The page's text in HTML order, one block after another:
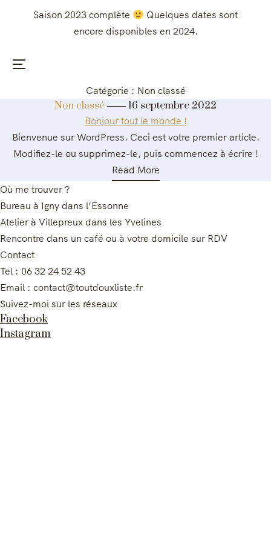
Saison 2023 complète
Quelques dates sont
encore disponibles en 2024.
Menu
Catégorie : Non classé
Non classé 16 septembre 2022
Bonjour tout le monde !
Bienvenue sur WordPress. Ceci est votre premier article.
Modifiez-le ou supprimez-le, puis commencez à écrire !
Read More
Où me trouver ?
Bureau à Igny dans l’Essonne
Atelier à Villepreux dans les Yvelines
Rencontre dans un café ou à votre domicile sur RDV
Contact
Tel : 06 32 24 52 43
Email : contact@toutdouxliste.fr
Suivez-moi sur les réseaux
Facebook
Instagram